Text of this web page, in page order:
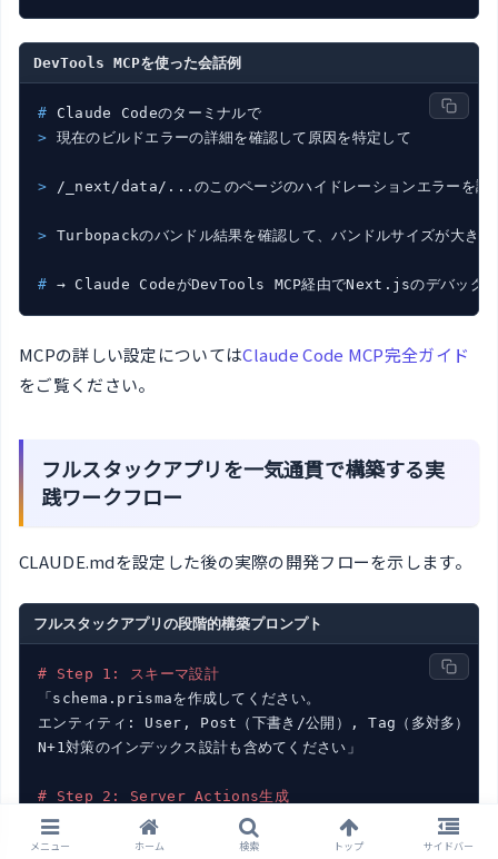
DevTools MCPを使った会話例
# Claude Codeのターミナルで
> 現在のビルドエラーの詳細を確認して原因を特定して
> /_next/data/...のこのページのハイドレーションエラーを調
> Turbopackのバンドル結果を確認して、バンドルサイズが大きい
# → Claude CodeがDevTools MCP経由でNext.jsのデバッグ情
MCPの詳しい設定についてはClaude Code MCP完全ガイド
をご覧ください。
フルスタックアプリを一気通貫で構築する実
践ワークフロー
CLAUDE.mdを設定した後の実際の開発フローを示します。
フルスタックアプリの段階的構築プロンプト
# Step 1: スキーマ設計
「schema.prismaを作成してください。
エンティティ: User, Post（下書き/公開）, Tag（多対多）
N+1対策のインデックス設計も含めてください」
# Step 2: Server Actions生成
「src/actions/post.tsにPostのCRUD Server Actionsを実
Zodバリデーション + { success, error?, data? } フォーマ
メニュー ホーム 検索 トップ サイドバー